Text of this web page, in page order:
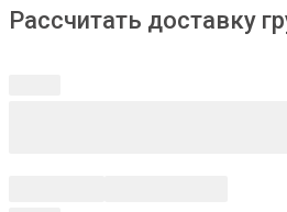
Рассчитать доставку